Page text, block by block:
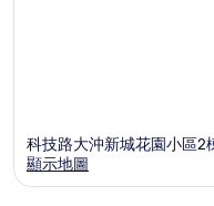
科技路大沖新城花園小區2
顯示地圖